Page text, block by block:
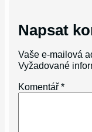
Napsat
Vaše e-mailová
Vyžadované
Komentář*